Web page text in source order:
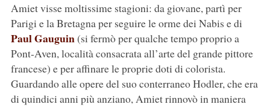
Amiet visse moltissime stagioni: da giovane, partì per
Parigi e la Bretagna per seguire le orme dei Nabis e di
Paul Gauguin(si fermò per qualche tempo proprio a
Pont-Aven, località consacrata all’arte del grande pittore
francese) e per affinare le proprie doti di colorista.
Guardando alle opere del suo conterraneo Hodler, che era
di quindici anni più anziano, Amiet rinnovò in maniera